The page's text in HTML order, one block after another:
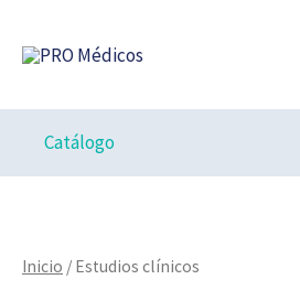
Catálogo
Inicio / Estudios clínicos